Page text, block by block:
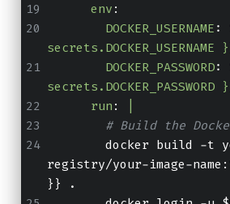
env :
DOCKER_USERNAME :
secrets.DOCKER_USERNAME
DOCKER_PASSWORD:
secrets.DOCKER_PASSWORD
run :
# Build the
registry/your-image-
}} .